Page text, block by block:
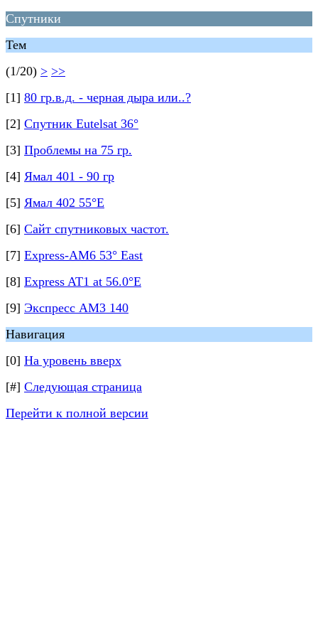
Спутники
Тем
(1/20) > >>
[1] 80 гр.в.д. - черная дыра или..?
[2] Спутник Eutelsat 36°
[3] Проблемы на 75 гр.
[4] Ямал 401 - 90 гр
[5] Ямал 402 55°Е
[6] Сайт спутниковых частот.
[7] Express-AM6 53° East
[8] Express AT1 at 56.0°E
[9] Экспресс АМ3 140
Навигация
[0] На уровень вверх
[#] Следующая страница
Перейти к полной версии